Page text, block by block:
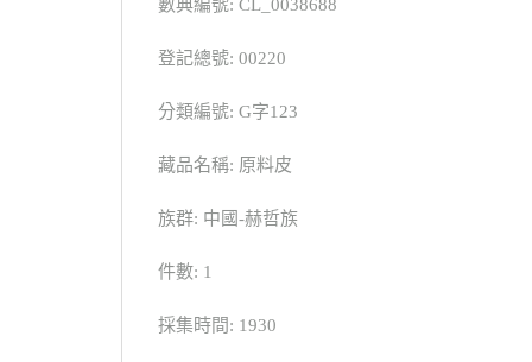
數典編號: CL_0038688
登記總號: 00220
分類編號: G字123
藏品名稱: 原料皮
族群: 中國-赫哲族
件數: 1
採集時間: 1930